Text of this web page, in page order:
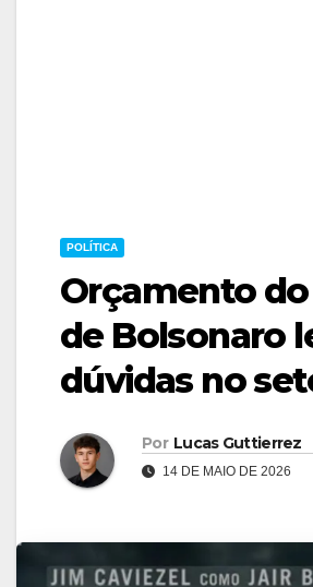
POLÍTICA
Orçamento
de Bolsonaro
dúvidas no
Por Lucas Guttierrez
14 DE MAIO DE 2026